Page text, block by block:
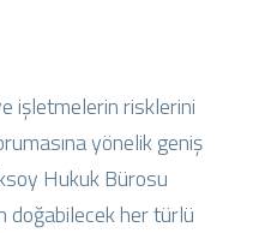
işletmelerin risklerini
yönelik geniş
Hukuk Bürosu
doğabilecek her türlü